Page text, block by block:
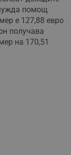
помощ
е 127,88 евро
получава
на 170,51